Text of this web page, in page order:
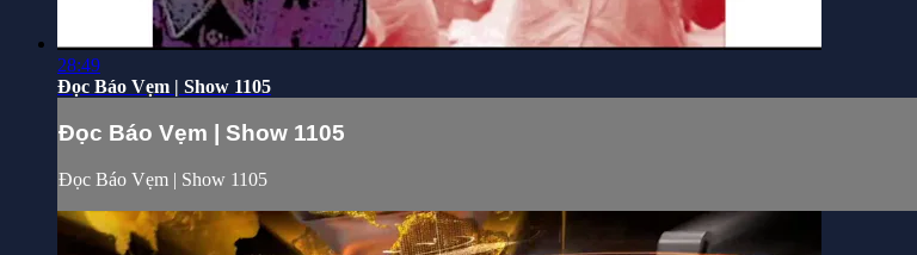
28:49
Đọc Báo Vẹm | Show 1105
Đọc Báo Vẹm | Show 1105
Đọc Báo Vẹm | Show 1105